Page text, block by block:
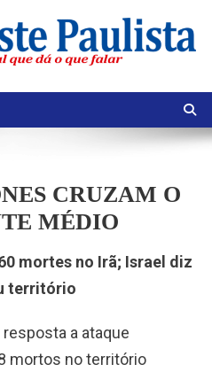
CRUZAM O
MÉDIO
mortes no Irã; Israel diz
território
a ataque
mortos no território